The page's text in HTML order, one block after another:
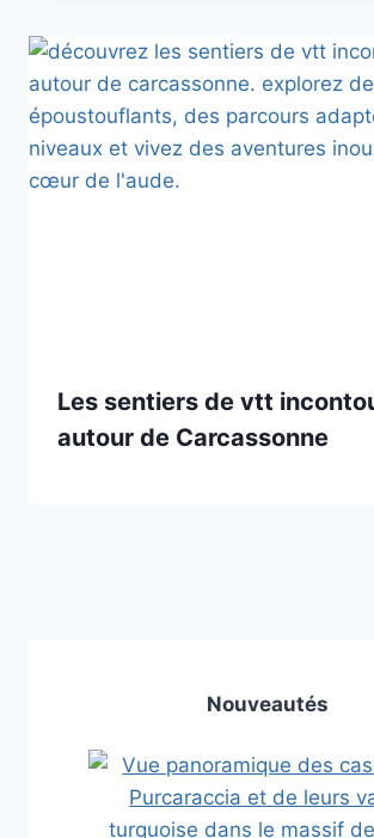
Les sentiers de vtt
autour de Carcassonne
Nouveautés